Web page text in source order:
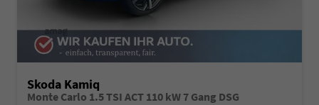
Skoda Kamiq
Monte Carlo 1.5 TSI ACT 110 kW 7 Gang DSG